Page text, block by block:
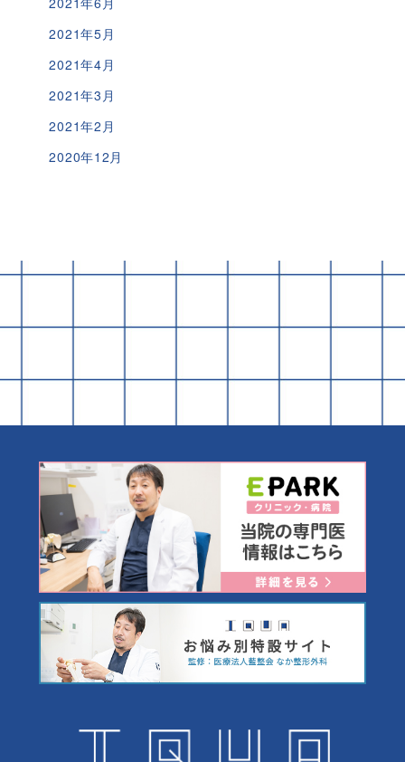
2021年5月
2021年4月
2021年3月
2021年2月
2020年12月